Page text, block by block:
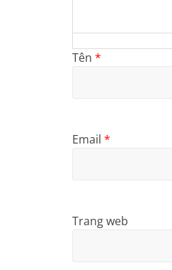
Tên *
Email *
Trang web